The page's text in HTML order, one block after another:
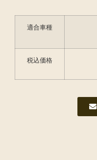
適合車種
税込価格